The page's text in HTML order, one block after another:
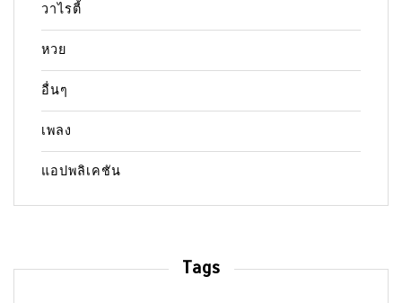
วาไรตี้
หวย
อื่นๆ
เพลง
แอปพลิเคชัน
Tags